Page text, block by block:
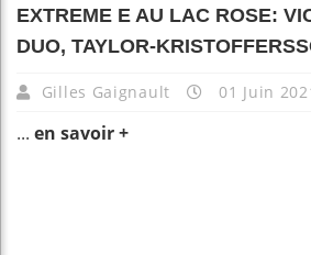
EXTREME E AU LAC ROSE:
DUO, TAYLOR-
Gilles Gaignault 01 Juin
... en savoir +